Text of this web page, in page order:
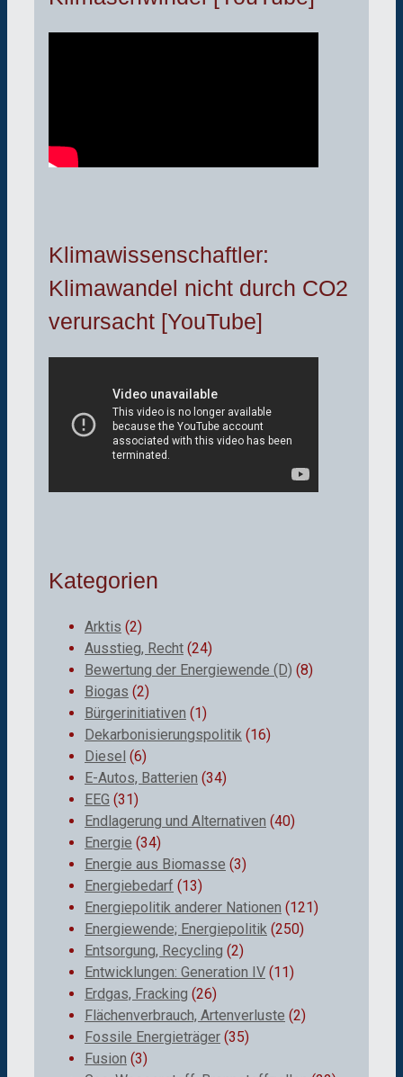
Klimawissenschaftler:
Klimawandel nicht durch CO2
verursacht [YouTube]
Kategorien
Arktis (2)
Ausstieg, Recht (24)
Bewertung der Energiewende (D) (8)
Biogas (2)
Bürgerinitiativen (1)
Dekarbonisierungspolitik (16)
Diesel (6)
E-Autos, Batterien (34)
EEG (31)
Endlagerung und Alternativen (40)
Energie (34)
Energie aus Biomasse (3)
Energiebedarf (13)
Energiepolitik anderer Nationen (121)
Energiewende; Energiepolitik (250)
Entsorgung, Recycling (2)
Entwicklungen: Generation IV (11)
Erdgas, Fracking (26)
Flächenverbrauch, Artenverluste (2)
Fossile Energieträger (35)
Fusion (3)